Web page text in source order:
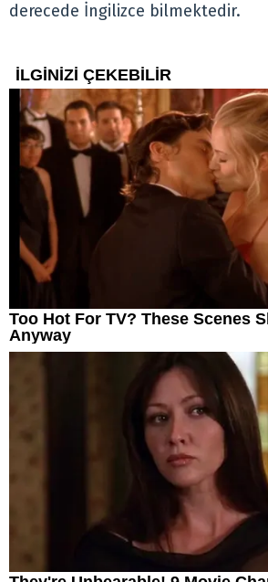
derecede İngilizce bilmektedir.